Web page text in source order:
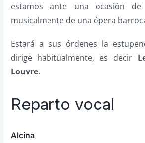
estamos ante una ocasión
musicalmente de una ópera
Estará a sus órdenes la
dirige habitualmente, es decir
Louvre.
Reparto vocal
Alcina